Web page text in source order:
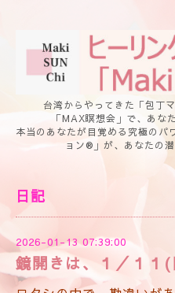
台湾からやってきた「包丁
「MAX瞑想会」で、あな
本当のあなたが目覚める究極の
ョン®」が、あなたの
日記
2026-01-13 07:39:00
鏡開きは、１／１１